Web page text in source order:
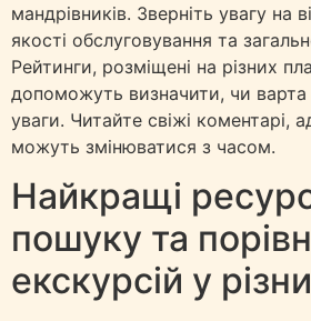
мандрівників. Зверніть увагу на
якості обслуговування та
Рейтинги, розміщені на різних
допоможуть визначити, чи
уваги. Читайте свіжі коментарі,
можуть змінюватися з часом.
Найкращі
пошуку та
екскурсій у